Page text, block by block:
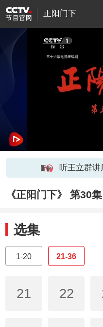
正阳门下
听王立群讲
《正阳门下》 第30集
选集
1-20 21-36
21 22